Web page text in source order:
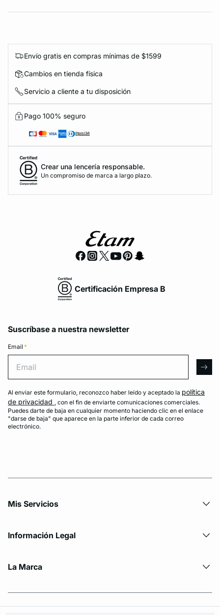
Envío gratis en compras mínimas de $1599
Cambios en tienda física
Servicio a cliente a tu disposición
Pago 100% seguro
Crear una lencería responsable.
Un compromiso de marca a largo plazo.
Certificación Empresa B
Suscríbase a nuestra newsletter
Email *
Al enviar este formulario, reconozco haber leído y aceptado la política
de privacidad , con el fin de enviarte comunicaciones comerciales.
Puedes darte de baja en cualquier momento haciendo clic en el enlace
"darse de baja" que aparece en la parte inferior de cada correo
electrónico.
Mis Servicios
Información Legal
La Marca